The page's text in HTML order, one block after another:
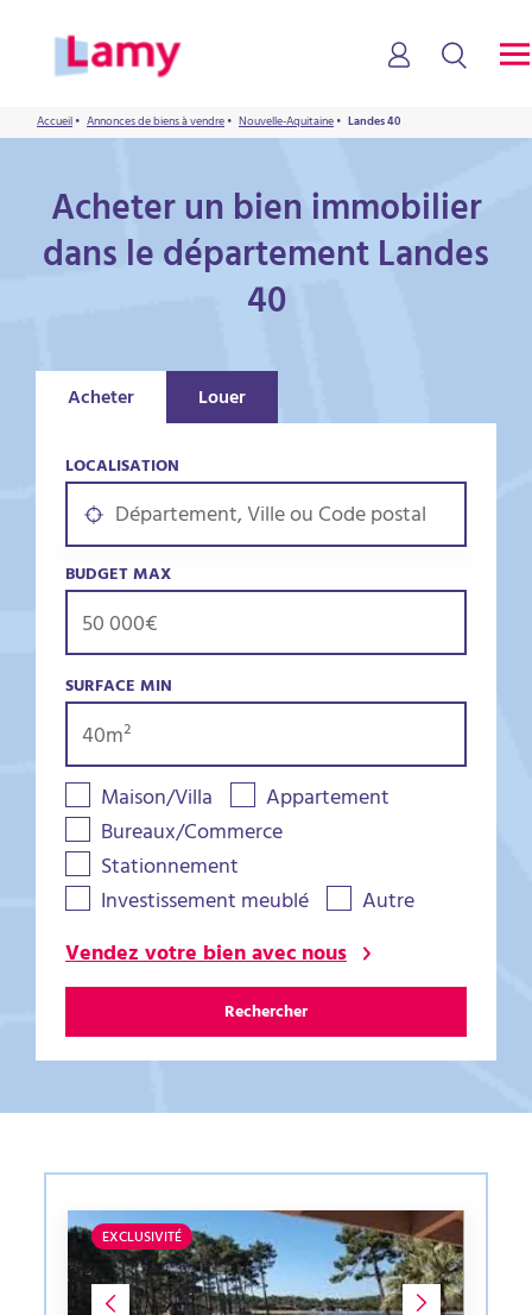
Accueil• Annonces de biens à vendre• Nouvelle-Aquitaine• Landes 40
Acheter un bien immobilier
dans le département Landes
40
Acheter Louer
LOCALISATION
BUDGET MAX
SURFACE MIN
Maison/Villa
Appartement
Bureaux/Commerce
Stationnement
Investissement meublé
Autre
Vendez votre bien avec nous
Rechercher
EXCLUSIVITÉ